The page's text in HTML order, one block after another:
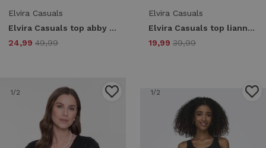
Elvira Casuals
Elvira Casuals top abby e2 26-062 Tops en Singlets 4 black
24,99 49,99
Elvira Casuals
Elvira Casuals top lianne e2 26-069 T-shirt Korte mouw 4 black
19,99 39,99
1/2 1/2